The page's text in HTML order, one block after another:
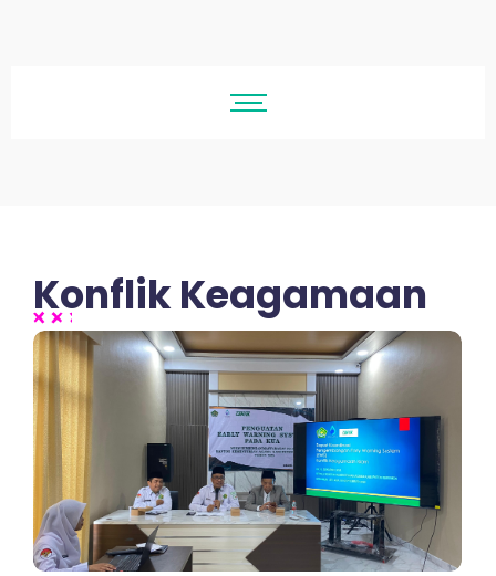
Konflik Keagamaan
No Comments